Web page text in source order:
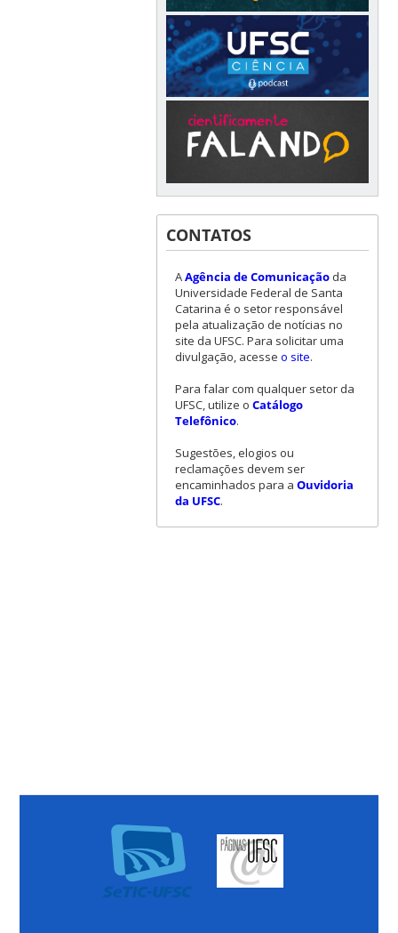
CONTATOS
AAgência de Comunicaçãoda
Universidade Federal de Santa
Catarina é o setor responsável
pela atualização de notícias no
site da UFSC. Para solicitar uma
divulgação, acesse o site.
Para falar com qualquer setor da
UFSC, utilize o Catálogo
Telefônico.
Sugestões, elogios ou
reclamações devem ser
encaminhados para a Ouvidoria
da UFSC.